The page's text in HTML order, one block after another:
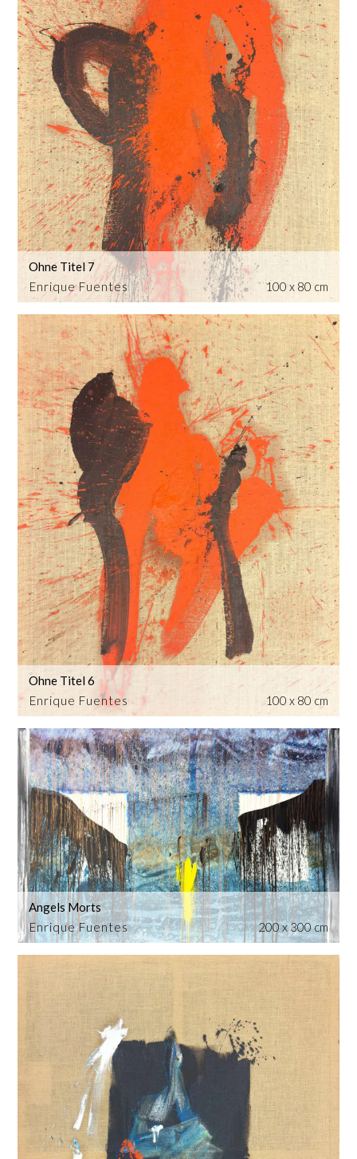
Enrique Fuentes
Ohne Titel 7
100 x 80 cm
Enrique Fuentes
Ohne Titel 6
100 x 80 cm
Enrique Fuentes
Angels Morts
200 x 300 cm